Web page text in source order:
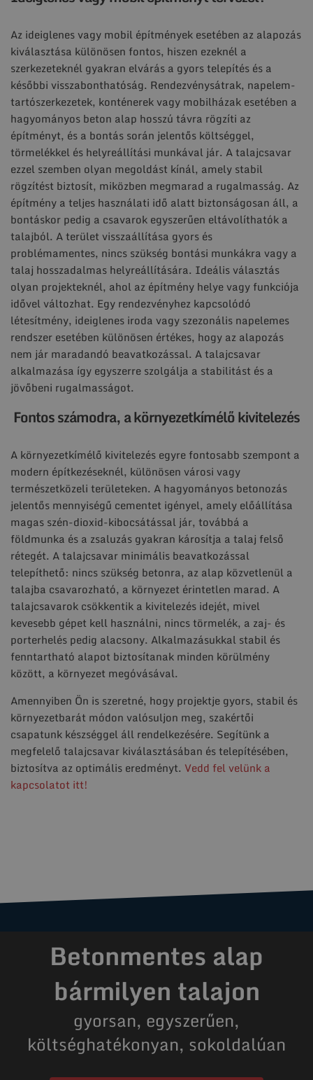
Az ideiglenes vagy mobil építmények esetében az alapozás
kiválasztása különösen fontos, hiszen ezeknél a
szerkezeteknél gyakran elvárás a gyors telepítés és a
későbbi visszabonthatóság. Rendezvénysátrak, napelem-
tartószerkezetek, konténerek vagy mobilházak esetében a
hagyományos beton alap hosszú távra rögzíti az
építményt, és a bontás során jelentős költséggel,
törmelékkel és helyreállítási munkával jár. A talajcsavar
ezzel szemben olyan megoldást kínál, amely stabil
rögzítést biztosít, miközben megmarad a rugalmasság. Az
építmény a teljes használati idő alatt biztonságosan áll, a
bontáskor pedig a csavarok egyszerűen eltávolíthatók a
talajból. A terület visszaállítása gyors és
problémamentes, nincs szükség bontási munkákra vagy a
talaj hosszadalmas helyreállítására. Ideális választás
olyan projekteknél, ahol az építmény helye vagy funkciója
idővel változhat. Egy rendezvényhez kapcsolódó
létesítmény, ideiglenes iroda vagy szezonális napelemes
rendszer esetében különösen értékes, hogy az alapozás
nem jár maradandó beavatkozással. A talajcsavar
alkalmazása így egyszerre szolgálja a stabilitást és a
jövőbeni rugalmasságot.
Fontos számodra, a környezetkímélő kivitelezés
A környezetkímélő kivitelezés egyre fontosabb szempont a
modern építkezéseknél, különösen városi vagy
természetközeli területeken. A hagyományos betonozás
jelentős mennyiségű cementet igényel, amely előállítása
magas szén-dioxid-kibocsátással jár, továbbá a
földmunka és a zsaluzás gyakran károsítja a talaj felső
rétegét. A talajcsavar minimális beavatkozással
telepíthető: nincs szükség betonra, az alap közvetlenül a
talajba csavarozható, a környezet érintetlen marad. A
talajcsavarok csökkentik a kivitelezés idejét, mivel
kevesebb gépet kell használni, nincs törmelék, a zaj- és
porterhelés pedig alacsony. Alkalmazásukkal stabil és
fenntartható alapot biztosítanak minden körülmény
között, a környezet megóvásával.
Amennyiben Ön is szeretné, hogy projektje gyors, stabil és
környezetbarát módon valósuljon meg, szakértői
csapatunk készséggel áll rendelkezésére. Segítünk a
megfelelő talajcsavar kiválasztásában és telepítésében,
biztosítva az optimális eredményt. Vedd fel velünk a
kapcsolatot itt!
Betonmentes alap
bármilyen talajon
gyorsan, egyszerűen,
költséghatékonyan, sokoldalúan